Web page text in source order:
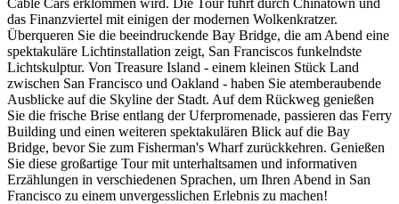
das Finanzviertel mit einigen der modernen Wolkenkratzer.
Überqueren Sie die beeindruckende Bay Bridge, die am Abend eine
spektakuläre Lichtinstallation zeigt, San Franciscos funkelndste
Lichtskulptur. Von Treasure Island - einem kleinen Stück Land
zwischen San Francisco und Oakland - haben Sie atemberaubende
Ausblicke auf die Skyline der Stadt. Auf dem Rückweg genießen
Sie die frische Brise entlang der Uferpromenade, passieren das Ferry
Building und einen weiteren spektakulären Blick auf die Bay
Bridge, bevor Sie zum Fisherman's Wharf zurückkehren. Genießen
Sie diese großartige Tour mit unterhaltsamen und informativen
Erzählungen in verschiedenen Sprachen, um Ihren Abend in San
Francisco zu einem unvergesslichen Erlebnis zu machen!